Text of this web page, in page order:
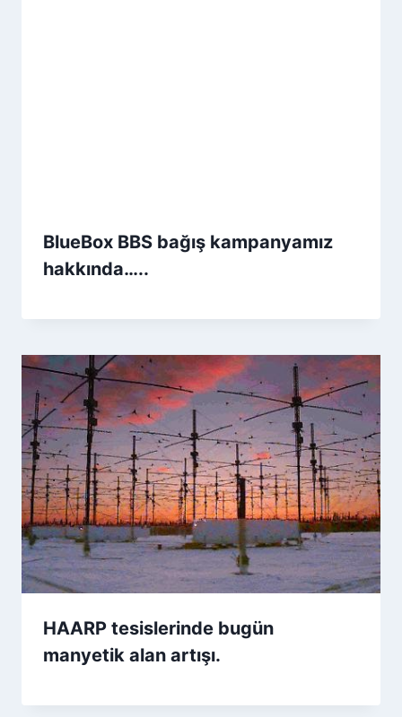
BlueBox BBS bağış kampanyamız
hakkında…..
HAARP tesislerinde bugün
manyetik alan artışı.